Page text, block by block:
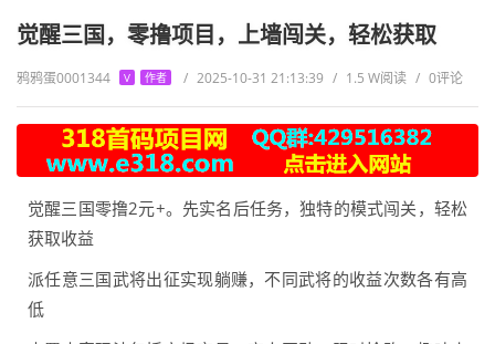
觉醒三国，零撸项目，上墙闯关，轻松获取
鸦鸦蛋0001344 V 作者 / 2025-10-31 21:13:39 / 1.5 W阅读 / 0评论
觉醒三国零撸2元+。先实名后任务，独特的模式闯关，轻松
获取收益
派任意三国武将出征实现躺赚，不同武将的收益次数各有高
低